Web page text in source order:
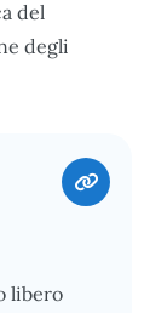
del
degli
libero